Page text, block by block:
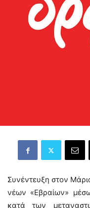
Συνέντευξη στον
νέων «Εβραίων»
κατά των